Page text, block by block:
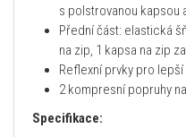
s polstrovanou kapsou
Přední část: elastická
na zip, 1 kapsa na zip
Reflexní prvky pro
2 kompresní popruhy
Specifikace: